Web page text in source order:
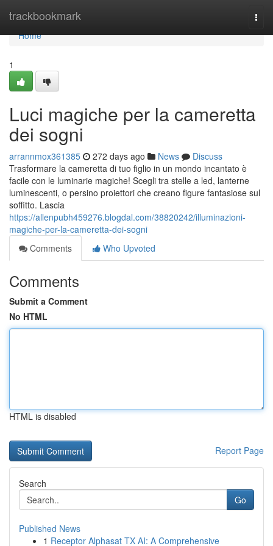
trackbookmark
Home
Home
1
Luci magiche per la cameretta
dei sogni
arrannmox361385 272 days ago News
Discuss
Trasformare la cameretta di tuo figlio in un mondo incantato è
facile con le luminarie magiche! Scegli tra stelle a led, lanterne
luminescenti, o persino proiettori che creano figure fantasiose sul
soffitto. Lascia
https://allenpubh459276.blogdal.com/38820242/illuminazioni-
magiche-per-la-cameretta-dei-sogni
Comments
Who Upvoted
Comments
Submit a Comment
No HTML
HTML is disabled
Report Page
Search
Go
Published News
1 Receptor Alphasat TX AI: A Comprehensive